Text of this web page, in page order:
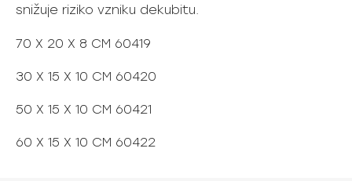
snižuje riziko vzniku dekubitu.
70 X 20 X 8 CM 60419
30 X 15 X 10 CM 60420
50 X 15 X 10 CM 60421
60 X 15 X 10 CM 60422